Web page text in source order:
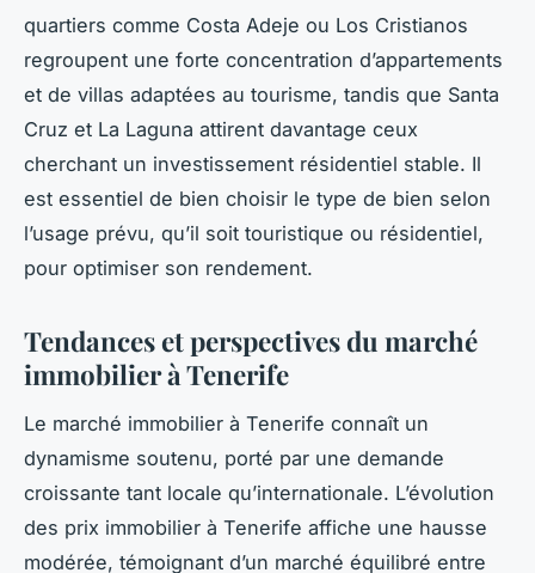
quartiers comme Costa Adeje ou Los Cristianos
regroupent une forte concentration d’appartements
et de villas adaptées au tourisme, tandis que Santa
Cruz et La Laguna attirent davantage ceux
cherchant un investissement résidentiel stable. Il
est essentiel de bien choisir le type de bien selon
l’usage prévu, qu’il soit touristique ou résidentiel,
pour optimiser son rendement.
Tendances et perspectives du marché
immobilier à Tenerife
Le marché immobilier à Tenerife connaît un
dynamisme soutenu, porté par une demande
croissante tant locale qu’internationale. L’évolution
des prix immobilier à Tenerife affiche une hausse
modérée, témoignant d’un marché équilibré entre